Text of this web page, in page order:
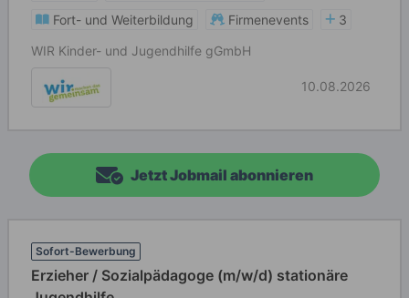
Fort- und Weiterbildung
Firmenevents
3
WIR Kinder- und Jugendhilfe gGmbH
10.08.2026
Jetzt Jobmail abonnieren
Sofort-Bewerbung
Erzieher / Sozialpädagoge (m/w/d) stationäre